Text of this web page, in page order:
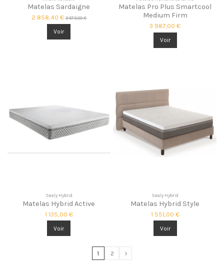
Matelas Sardaigne
2 858,40 € 3 573,00 €
Voir
Matelas Pro Plus Smartcool
Medium Firm
3 987,00 €
Voir
Sealy Hybrid
Matelas Hybrid Active
1 135,00 €
Voir
Sealy Hybrid
Matelas Hybrid Style
1 551,00 €
Voir
1 2